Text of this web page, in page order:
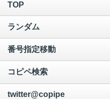
TOP
ランダム
番号指定移動
コピペ検索
twitter@copipe